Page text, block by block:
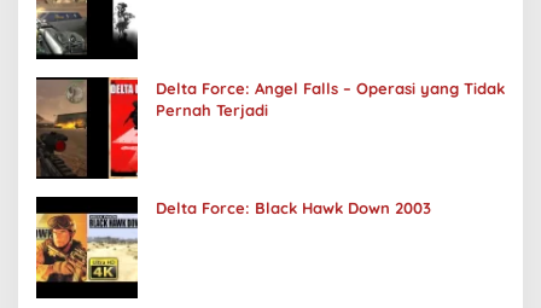
Delta Force: Angel Falls – Operasi yang Tidak
Pernah Terjadi
Delta Force: Black Hawk Down 2003